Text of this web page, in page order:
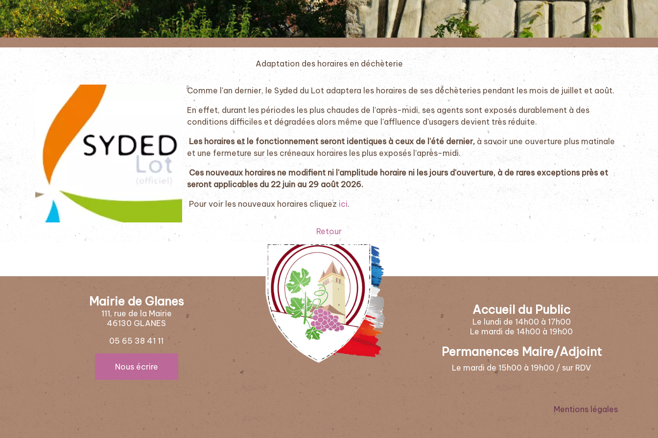
Adaptation des horaires en déchèterie
Comme l'an dernier, le Syded du Lot adaptera les horaires de ses déchèteries pendant les mois de juillet et août.
En effet, durant les périodes les plus chaudes de l'après-midi, ses agents sont exposés durablement à des
conditions difficiles et dégradées alors même que l'affluence d'usagers devient très réduite.
Les horaires et le fonctionnement seront identiques à ceux de l'été dernier, à savoir une ouverture plus matinale
et une fermeture sur les créneaux horaires les plus exposés l'après-midi.
Ces nouveaux horaires ne modifient ni l'amplitude horaire ni les jours d'ouverture, à de rares exceptions près et
seront applicables du 22 juin au 29 août 2026.
Pour voir les nouveaux horaires cliquezici.
Retour
Mairie de Glanes
111, rue de la Mairie
46130 GLANES
05 65 38 41 11
Nous écrire
Accueil du Public
Le lundi de 14h00 à 17h00
Le mardi de 14h00 à 19h00
Permanences Maire/Adjoint
Le mardi de 15h00 à 19h00 / sur RDV
Mentions légales